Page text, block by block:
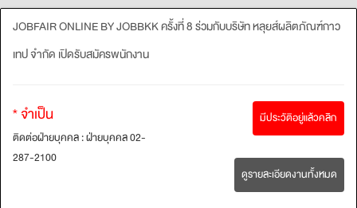
JOBFAIR ONLINE BY JOBBKK ครั้งที่ 8 ร่วมกับบริษัท หลุยส์ผลิตภัณฑ์กาว
เทป จำกัด เปิดรับสมัครพนักงาน
* จำเป็น
ติดต่อฝ่ายบุคคล : ฝ่ายบุคคล 02-
287-2100
มีประวัติอยู่แล้วคลิก
ดูรายละเอียดงานทั้งหมด